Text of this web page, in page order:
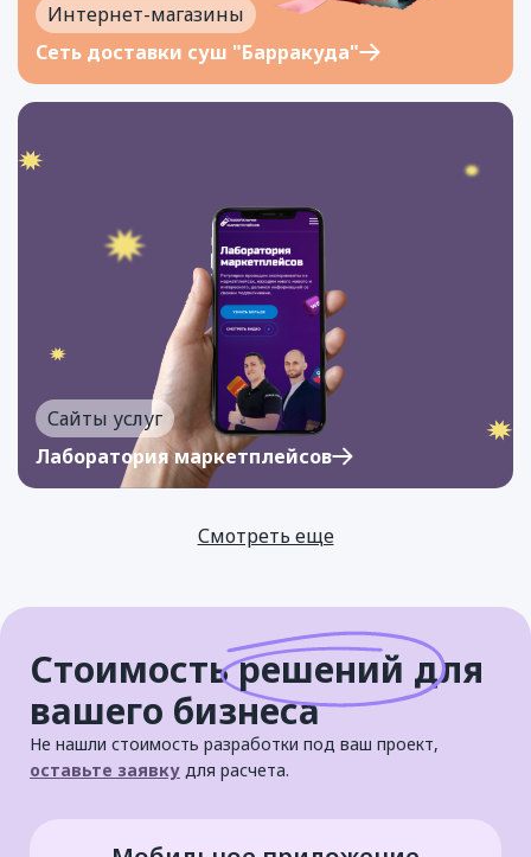
Интернет-магазины
Сеть доставки суш "Барракуда"
Сайты услуг
Лаборатория маркетплейсов
Смотреть еще
Стоимостьрешений для
вашего бизнеса
Не нашли стоимость разработки под ваш проект,
оставьте заявку для расчета.